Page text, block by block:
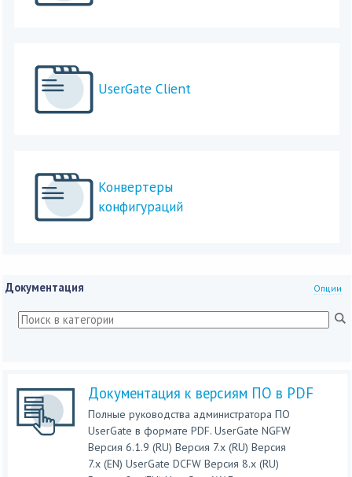
UserGate Client
Конвертеры
конфигураций
Опции
Документация
Документация к версиям ПО в PDF
Полные руководства администратора ПО
UserGate в формате PDF. UserGate NGFW
Версия 6.1.9 (RU) Версия 7.x (RU) Версия
7.x (EN) UserGate DCFW Версия 8.x (RU)